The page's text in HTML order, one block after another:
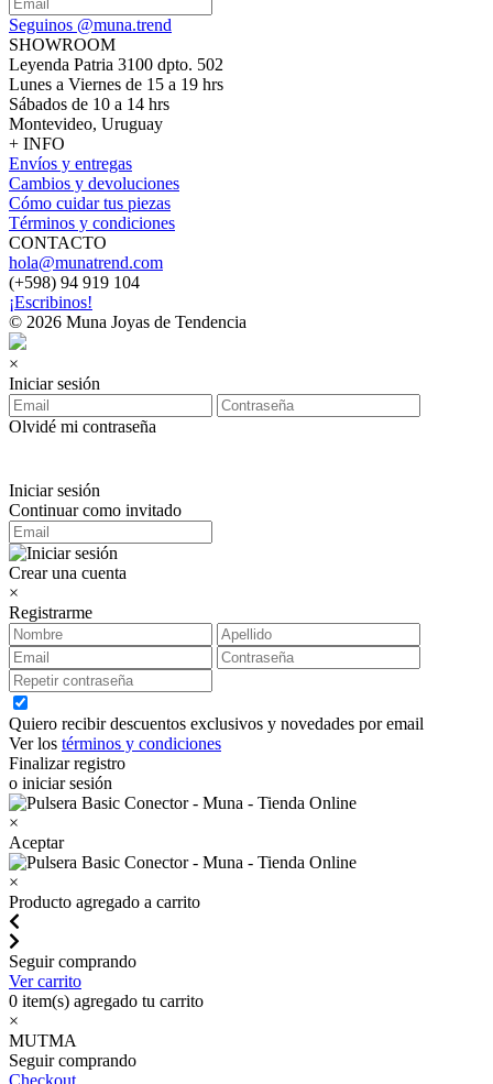
Seguinos @muna.trend
SHOWROOM
Leyenda Patria 3100 dpto. 502
Lunes a Viernes de 15 a 19 hrs
Sábados de 10 a 14 hrs
Montevideo, Uruguay
+ INFO
Envíos y entregas
Cambios y devoluciones
Cómo cuidar tus piezas
Términos y condiciones
CONTACTO
hola@munatrend.com
(+598) 94 919 104
¡Escribinos!
© 2026 Muna Joyas de Tendencia
×
Iniciar sesión
Olvidé mi contraseña
Iniciar sesión
Continuar como invitado
Crear una cuenta
×
Registrarme
Quiero recibir descuentos exclusivos y novedades por email
Ver los términos y condiciones
Finalizar registro
o iniciar sesión
×
Aceptar
×
Producto agregado a carrito
Seguir comprando
Ver carrito
0 item(s) agregado tu carrito
×
MUTMA
Seguir comprando